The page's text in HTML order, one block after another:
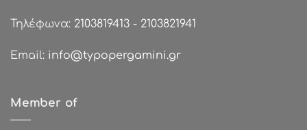
Τηλέφωνα: 2103819413 - 2103821941
Email: info@typopergamini.gr
Member of